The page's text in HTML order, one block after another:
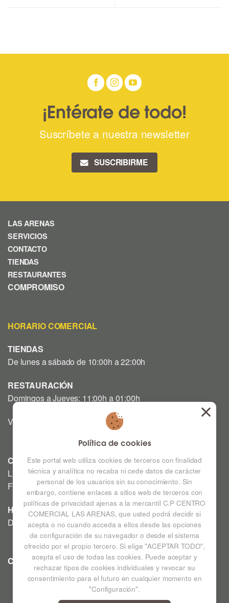
¡Entérate de todo!
Suscríbete a nuestra newsletter
SUSCRIBIRME
LAS ARENAS
SERVICIOS
CONTACTO
TIENDAS
RESTAURANTES
COMPROMISO
HORARIO COMERCIAL
TIENDAS
De lunes a sábado de 10:00h a 22:00h
RESTAURACIÓN
Domingos a Jueves: 11:00h a 01:00h
Viernes y Sábado: 12:00h a 03:00h
CINE
Lunes a Domingo: Consultar horarios en la Cartelera
Festivos a consultar *
HIPERMERCADO
De lunes a sábado de 09:00h a 22:00h
CC LAS ARENAS Ampliar mapa
Política de cookies
Este portal web utiliza cookies de terceros con finalidad
técnica y analítica no recaba ni cede datos de carácter
personal de los usuarios sin su conocimiento. Sin
embargo, contiene enlaces a sitios web de terceros con
políticas de privacidad ajenas a la mercantil C.P CENTRO
COMERCIAL LAS ARENAS, que usted podrá decidir si
acepta o no cuando acceda a ellos desde las opciones
de configuración de su navegador o desde el sistema
ofrecido por el propio tercero. Si elige "ACEPTAR TODO",
acepta el uso de todas las cookies. Puede aceptar y
rechazar tipos de cookies individuales y revocar su
consentimiento para el futuro en cualquier momento en
"Configuración".